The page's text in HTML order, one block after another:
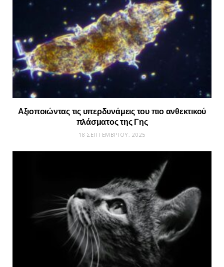
Αξιοποιώντας τις υπερδυνάμεις του πιο ανθεκτικού
πλάσματος της Γης
18 ΣΕΠΤΕΜΒΡΊΟΥ, 2025